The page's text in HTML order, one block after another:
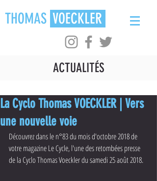
THOMAS VOECKLER
ACTUALITÉS
La Cyclo Thomas VOECKLER | Vers
une nouvelle voie
Découvrez dans le n°83 du mois d'octobre 2018 de
votre magazine Le Cycle, l'une des retombées presse
de la Cyclo Thomas Voeckler du samedi 25 août 2018.